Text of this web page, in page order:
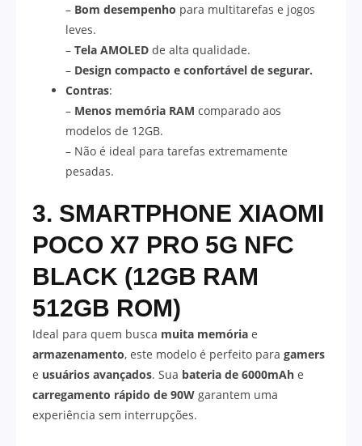
– Bom desempenho para multitarefas e jogos
leves.
–Tela AMOLED de alta qualidade.
– Design compacto e confortável de segurar.
Contras:
– Menos memória RAM comparado aos
modelos de 12GB.
– Não é ideal para tarefas extremamente
pesadas.
3. SMARTPHONE XIAOMI
POCO X7 PRO 5G NFC
BLACK (12GB RAM
512GB ROM)
Ideal para quem busca muita memória e
armazenamento, este modelo é perfeito para gamers
e usuários avançados. Sua bateria de 6000mAh e
carregamento rápido de 90W garantem uma
experiência sem interrupções.